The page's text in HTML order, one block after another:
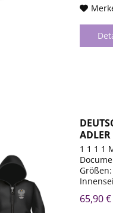
1 1 1 1
Größen:
65,90